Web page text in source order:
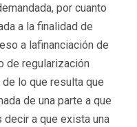
por cuanto
a la finalidad de
a lafinanciación de
de regularización
lo que resulta que
de una parte a que
decir a que exista una